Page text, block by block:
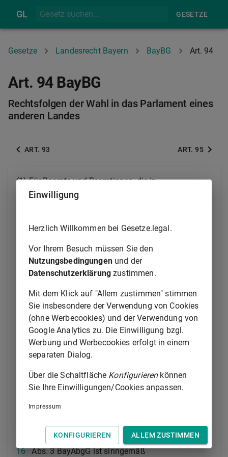
GL GESETZE
Gesetze Landesrecht Bayern BayBG Art. 94
Art. 94 BayBG
Rechtsfolgen der Wahl in das Parlament eines
anderen Landes
ART. 93 ART. 95
(1)Für Beamte und Beamtinnen, die in
gesetzgebende Körperschaften anderer Länder
den Bayerischen Landtag gewählten Beamten und
Abs. 3, Art. 43 bis 47, 48 Abs. 1 bis 3 BayAbgG
entsprechend.
Beamten und Beamtinnen, die in gesetzgebende
Körperschaften anderer Länder gewählt worden sind
und deren Rechte und Pflichten aus dem
Dienstverhältnis nicht nach Abs. 1 ruhen, ist zur
Ausübung des Mandats auf Antrag
1.
die Arbeitszeit bis auf 30 v.H. der
regelmäßigen Arbeitszeit zu ermäßigen
oder
2. ein Urlaub ohne Besoldung zu gewähren.
Der Antrag soll jeweils für einen Zeitraum von
mindestens sechs Monaten gestellt werden.3 Art.
16 Abs. 3 BayAbgG ist sinngemäß
Einwilligung
Herzlich Willkommen bei Gesetze.legal.
Vor Ihrem Besuch müssen Sie den
Nutzungsbedingungenund der
Datenschutzerklärung zustimmen.
Mit dem Klick auf "Allem zustimmen" stimmen
Sie insbesondere der Verwendung von Cookies
(ohne Werbecookies) und der Verwendung von
Google Analytics zu. Die Einwilligung bzgl.
Werbung und Werbecookies erfolgt in einem
separaten Dialog.
Über die Schaltfläche Konfigurierenkönnen
Sie Ihre Einwilligungen/Cookies anpassen.
Impressum
KONFIGURIEREN ALLEM ZUSTIMMEN